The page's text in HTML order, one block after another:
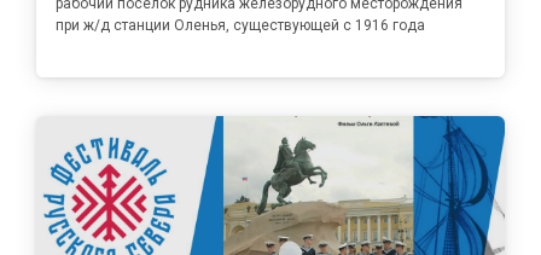
рабочий поселок рудника железорудного месторождения
при ж/д станции Оленья, существующей с 1916 года